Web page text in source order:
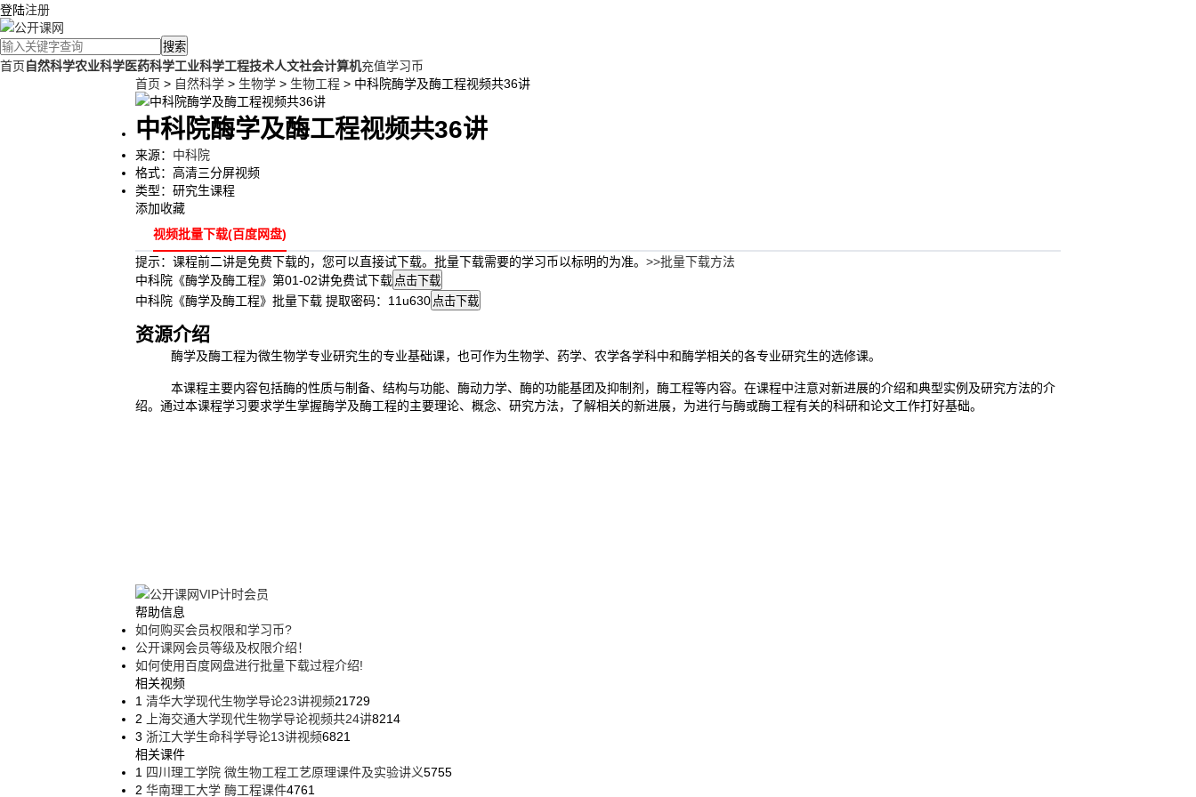
登陆注册
搜索
首页自然科学农业科学医药科学工业科学工程技术人文社会计算机充值学习币
首页 > 自然科学 > 生物学 > 生物工程 > 中科院酶学及酶工程视频共36讲
中科院酶学及酶工程视频共36讲
来源： 中科院
格式： 高清三分屏视频
类型： 研究生课程
添加收藏
视频批量下载(百度网盘)
提示：课程前二讲是免费下载的，您可以直接试下载。批量下载需要的学习币以标明的为准。 >>批量下载方法
中科院《酶学及酶工程》第01-02讲免费试下载 点击下载
中科院《酶学及酶工程》批量下载 提取密码：11u630 点击下载
资源介绍
酶学及酶工程为微生物学专业研究生的专业基础课，也可作为生物学、药学、农学各学科中和酶学相关的各专业研究生的选修课。
本课程主要内容包括酶的性质与制备、结构与功能、酶动力学、酶的功能基团及抑制剂，酶工程等内容。在课程中注意对新进展的介绍和典型实例及研究方法的介
绍。通过本课程学习要求学生掌握酶学及酶工程的主要理论、概念、研究方法，了解相关的新进展，为进行与酶或酶工程有关的科研和论文工作打好基础。
帮助信息
如何购买会员权限和学习币?
公开课网会员等级及权限介绍！
如何使用百度网盘进行批量下载过程介绍!
相关视频
1 清华大学现代生物学导论23讲视频21729
2 上海交通大学现代生物学导论视频共24讲8214
3 浙江大学生命科学导论13讲视频6821
相关课件
1 四川理工学院 微生物工程工艺原理课件及实验讲义5755
2 华南理工大学 酶工程课件4761